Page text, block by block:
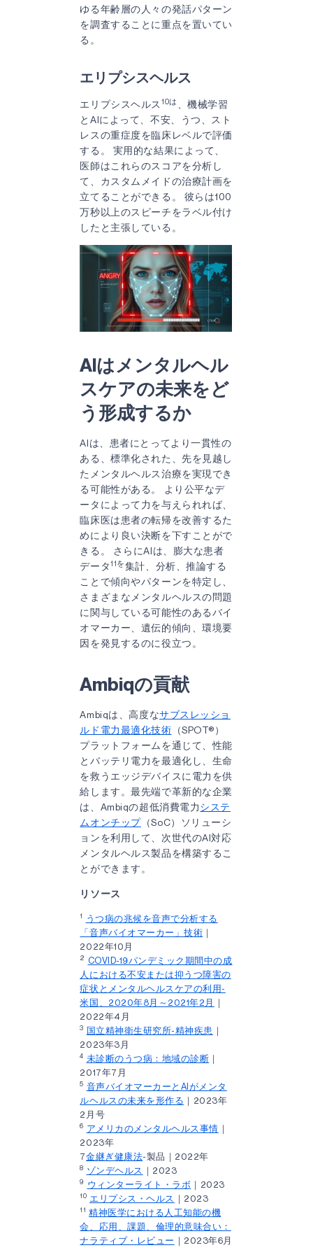
ゆる年齢層の人々の発話パターン
を調査することに重点を置いてい
る。
エリプシスヘルス
エリプシスヘルス 10は
、機械学習
とAIによって、不安、うつ、スト
レスの重症度を臨床レベルで評価
する。 実用的な結果によって、
医師はこれらのスコアを分析し
て、カスタムメイドの治療計画を
立てることができる。 彼らは100
万秒以上のスピーチをラベル付け
したと主張している。
AIはメンタルヘル
スケアの未来をど
う形成するか
AIは、患者にとってより一貫性の
ある、標準化された、先を見越し
たメンタルヘルス治療を実現でき
る可能性がある。 より公平なデ
ータによって力を与えられれば、
臨床医は患者の転帰を改善するた
めにより良い決断を下すことがで
きる。 さらにAIは、膨大な患者
データ11を集計、分析、推論する
ことで傾向やパターンを特定し、
さまざまなメンタルヘルスの問題
に関与している可能性のあるバイ
オマーカー、遺伝的傾向、環境要
因を発見するのに役立つ。
Ambiqの貢献
Ambiqは、高度なサブスレッショ
ルド電力最適化技術 （SPOT®）
プラットフォームを通じて、性能
とバッテリ電力を最適化し、生命
を救うエッジデバイスに電力を供
給します。最先端で革新的な企業
は、Ambiqの超低消費電力システ
ムオンチップ（SoC）ソリューシ
ョンを利用して、次世代のAI対応
メンタルヘルス製品を構築するこ
とができます。
リソース
1
うつ病の兆候を音声で分析する
「音声バイオマーカー」技術 ｜
2022年10月
2 COVID-19パンデミック期間中の成
人における不安または抑うつ障害の
症状とメンタルヘルスケアの利用-
米国、2020年8月～2021年2月 ｜
2022年4月
3 国立精神衛生研究所-精神疾患 ｜
2023年3月
4 未診断のうつ病：地域の診断 ｜
2017年7月
5 音声バイオマーカーとAIがメンタ
ルヘルスの未来を形作る ｜2023年
2月号
6 アメリカのメンタルヘルス事情 ｜
2023年
7金継ぎ健康法-製品｜2022年
8 ゾンデヘルス ｜2023
9 ウィンターライト・ラボ ｜2023
10 エリプシス・ヘルス ｜2023
11 精神医学における人工知能の機
会、応用、課題、倫理的意味合い：
ナラティブ・レビュー ｜2023年6月